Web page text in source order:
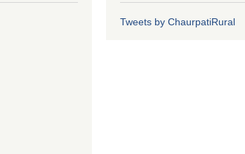
Tweets by ChaurpatiRural